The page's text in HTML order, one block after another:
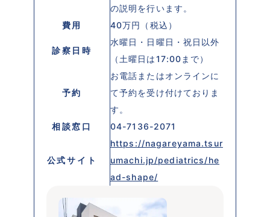
の説明を行います。
費用
40万円（税込）
診察日時
水曜日・日曜日・祝日以外
（土曜日は17:00まで）
予約
お電話またはオンラインに
て予約を受け付けておりま
す。
相談窓口
04-7136-2071
公式サイト
https://nagareyama.tsur
umachi.jp/pediatrics/he
ad-shape/